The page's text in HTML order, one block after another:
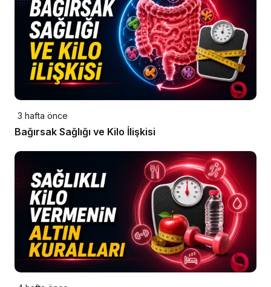
3 hafta önce
Bağırsak Sağlığı ve Kilo İlişkisi